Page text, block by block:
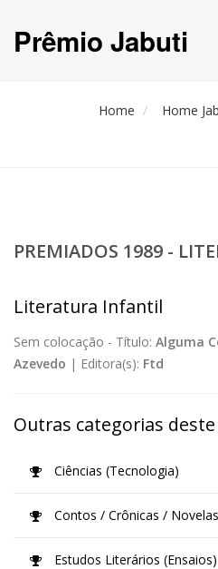
Prêmio Jabuti
Home Home
PREMIADOS 1989 -
Literatura Infantil
Sem colocação - Título: Alguma
Azevedo | Editora(s): Ftd
Outras categorias
Ciências (Tecnologia)
Contos / Crônicas / Novelas
Estudos Literários (Ensaios)